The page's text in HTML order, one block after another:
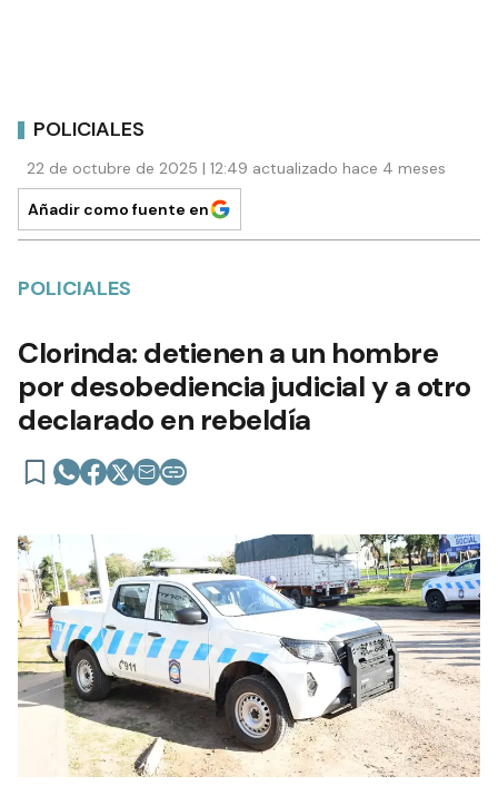
POLICIALES
22 de octubre de 2025 | 12:49 actualizado hace 4 meses
Añadir como fuente en
POLICIALES
Clorinda: detienen a un hombre
por desobediencia judicial y a otro
declarado en rebeldía